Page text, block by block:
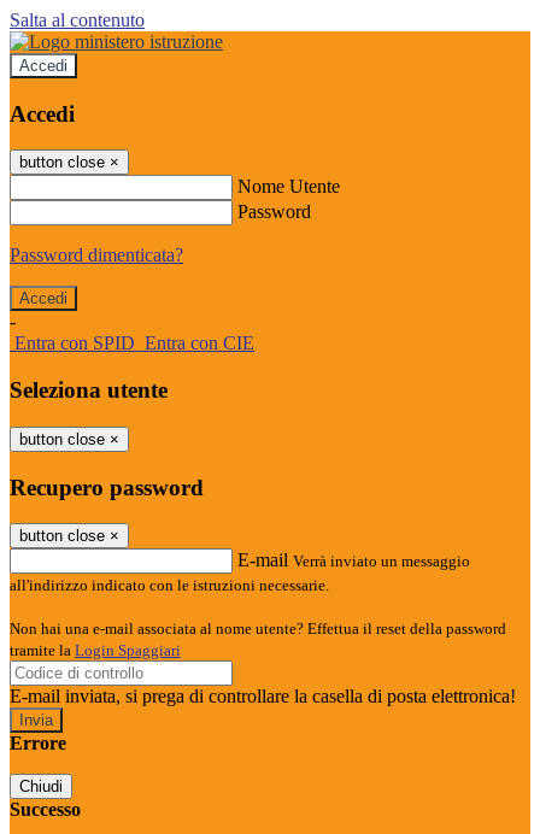
Salta al contenuto
Accedi
Accedi
button close ×
Nome Utente
Password
Password dimenticata?
-
Entra con SPID Entra con CIE
Seleziona utente
button close ×
Recupero password
button close ×
E-mail Verrà inviato un messaggio
all'indirizzo indicato con le istruzioni necessarie.
Non hai una e-mail associata al nome utente? Effettua il reset della password
tramite la Login Spaggiari
E-mail inviata, si prega di controllare la casella di posta elettronica!
Errore
Chiudi
Successo